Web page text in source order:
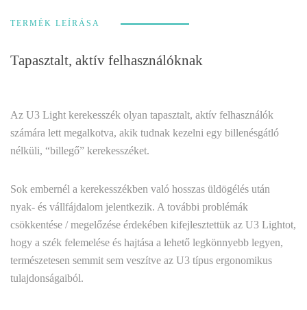
TERMÉK LEÍRÁSA
Tapasztalt, aktív felhasználóknak
Az U3 Light kerekesszék olyan tapasztalt, aktív felhasználók
számára lett megalkotva, akik tudnak kezelni egy billenésgátló
nélküli, “billegő” kerekesszéket.
Sok embernél a kerekesszékben való hosszas üldögélés után
nyak- és vállfájdalom jelentkezik. A további problémák
csökkentése / megelőzése érdekében kifejlesztettük az U3 Lightot,
hogy a szék felemelése és hajtása a lehető legkönnyebb legyen,
természetesen semmit sem veszítve az U3 típus ergonomikus
tulajdonságaiból.